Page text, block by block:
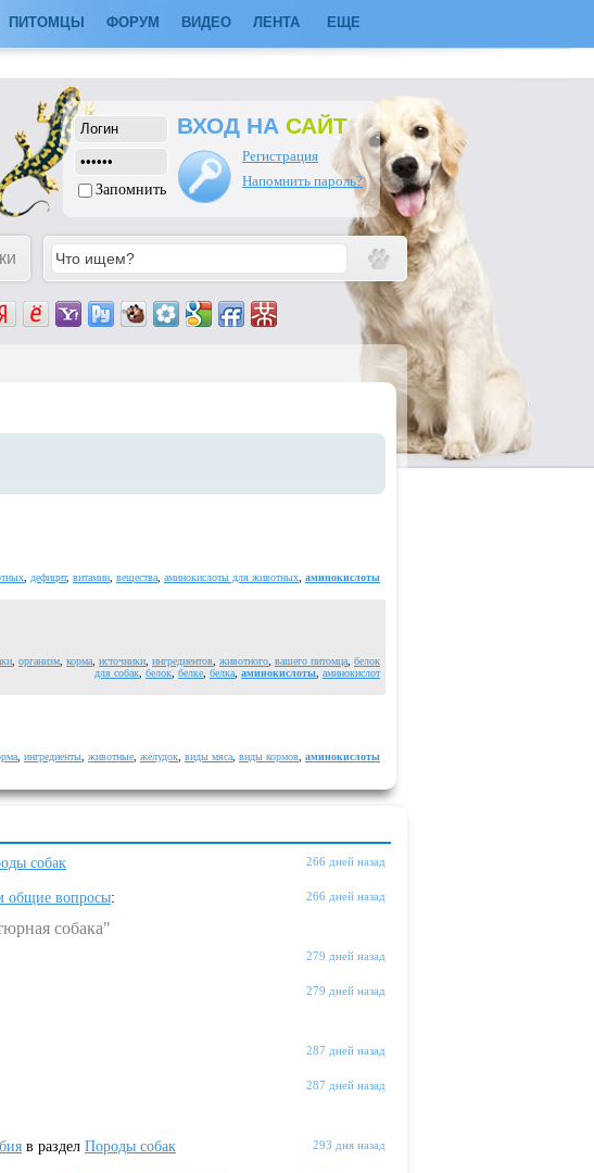
ПИТОМЦЫ ФОРУМ ВИДЕО ЛЕНТА ЕЩЕ
Запомнить
ВХОД НА САЙТ
Регистрация
Напомнить пароль?
дефицит, витамин вещества аминокислоты для животных аминокислоты
организм корма источники ингредиентов животного вашего питомца белок
для собак белок белке белка аминокислоты аминокислот
ингредиенты животные желудок виды мяса виды кормов аминокислоты
266 дней назад
собак
266 дней назад
общие вопросы:
собака"
279 дней назад
279 дней назад
287 дней назад
287 дней назад
293 дня назад
в раздел Породы собак